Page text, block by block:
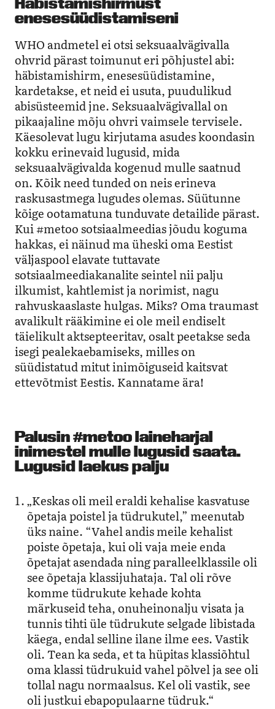
enesesüüdistamiseni
WHO andmetel ei otsi seksuaalvägivalla
ohvrid pärast toimunut eri põhjustel abi:
häbistamishirm, enesesüüdistamine,
kardetakse, et neid ei usuta, puudulikud
abisüsteemid jne. Seksuaalvägivallal on
pikaajaline mõju ohvri vaimsele tervisele.
Käesolevat lugu kirjutama asudes koondasin
kokku erinevaid lugusid, mida
seksuaalvägivalda kogenud mulle saatnud
on. Kõik need tunded on neis erineva
raskusastmega lugudes olemas. Süütunne
kõige ootamatuna tunduvate detailide pärast.
Kui #metoo sotsiaalmeedias jõudu koguma
hakkas, ei näinud ma üheski oma Eestist
väljaspool elavate tuttavate
sotsiaalmeediakanalite seintel nii palju
ilkumist, kahtlemist ja norimist, nagu
rahvuskaaslaste hulgas. Miks? Oma traumast
avalikult rääkimine ei ole meil endiselt
täielikult aktsepteeritav, osalt peetakse seda
isegi pealekaebamiseks, milles on
süüdistatud mitut inimõiguseid kaitsvat
ettevõtmist Eestis. Kannatame ära!
Palusin #metoo laineharjal
inimestel mulle lugusid saata.
Lugusid laekus palju
„Keskas oli meil eraldi kehalise kasvatuse
õpetaja poistel ja tüdrukutel,” meenutab
üks naine. “Vahel andis meile kehalist
poiste õpetaja, kui oli vaja meie enda
õpetajat asendada ning paralleelklassile oli
see õpetaja klassijuhataja. Tal oli rõve
komme tüdrukute kehade kohta
märkuseid teha, onuheinonalju visata ja
tunnis tihti üle tüdrukute selgade libistada
käega, endal selline ilane ilme ees. Vastik
oli. Tean ka seda, et ta hüpitas klassiõhtul
oma klassi tüdrukuid vahel põlvel ja see oli
tollal nagu normaalsus. Kel oli vastik, see
oli justkui ebapopulaarne tüdruk.“